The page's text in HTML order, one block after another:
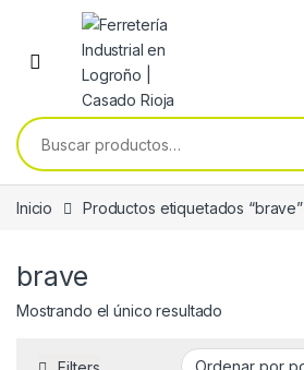
Skip to navigation
Skip to content
Buscar por:
Inicio Productos etiquetados “brave”
brave
Mostrando el único resultado